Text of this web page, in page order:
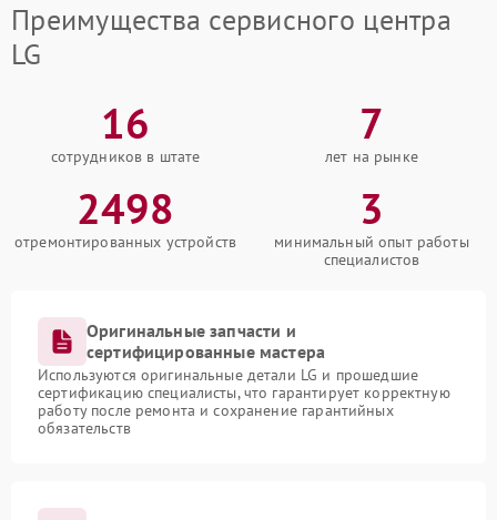
Преимущества сервисного центра
LG
16
сотрудников в штате
7
лет на рынке
2498
отремонтированных устройств
3
минимальный опыт работы
специалистов
Оригинальные запчасти и
сертифицированные мастера
Используются оригинальные детали LG и прошедшие
сертификацию специалисты, что гарантирует корректную
работу после ремонта и сохранение гарантийных
обязательств